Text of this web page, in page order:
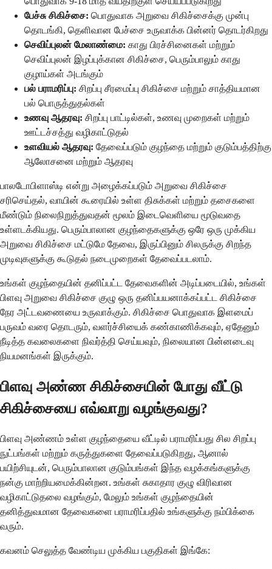
பேச்சு சிகிச்சை: பொதுவாக அறுவை சிகிச்சைக்கு முன்பு
தொடங்கி, தெளிவான பேச்சை உருவாக்க பின்னர் தொடர்கிறது
செவிப்புலன் மேலாண்மை: காது பிரச்சினைகள் மற்றும்
செவிப்புலன் இழப்புக்கான சிகிச்சை, பெரும்பாலும் காது
குழாய்கள் அடங்கும்
பல் பராமரிப்பு: சிறப்பு சீரமைப்பு சிகிச்சை மற்றும் சாத்தியமான
பல் பொருத்துதல்கள்
உணவு ஆதரவு: சிறப்பு பாட்டில்கள், உணவு முறைகள் மற்றும்
ஊட்டச்சத்து வழிகாட்டுதல்
உளவியல் ஆதரவு: தேவைப்படும் குழந்தை மற்றும் குடும்பத்திற்கு
ஆலோசனை மற்றும் ஆதரவு
பாலடோபிளாஸ்டி என்று அழைக்கப்படும் அறுவை சிகிச்சை
சரிசெய்தல், வாயின் கூரையில் உள்ள திசுக்கள் மற்றும் தசைகளை
மீண்டும் நிலைநிறுத்துவதன் மூலம் இடைவெளியை மூடுவதை
உள்ளடக்கியது. பெரும்பாலான குழந்தைகளுக்கு ஒரே ஒரு முக்கிய
அறுவை சிகிச்சை மட்டுமே தேவை, இருப்பினும் சிலருக்கு சிறந்த
முடிவுகளுக்கு கூடுதல் நடைமுறைகள் தேவைப்படலாம்.
உங்கள் குழந்தையின் தனிப்பட்ட தேவைகளின் அடிப்படையில், உங்கள்
பிளவு அறுவை சிகிச்சை குழு ஒரு தனிப்பயனாக்கப்பட்ட சிகிச்சை
நேர அட்டவணையை உருவாக்கும். சிகிச்சை பொதுவாக இளமைப்
பருவம் வரை தொடரும், வளர்ச்சியைக் கண்காணிக்கவும், ஏதேனும்
நீடித்த கவலைகளை நிவர்த்தி செய்யவும், நிலையான பின்னடைவு
நியமனங்கள் இருக்கும்.
பிளவு அண்ண சிகிச்சையின் போது வீட்டு
சிகிச்சையை எவ்வாறு வழங்குவது?
பிளவு அண்ணம் உள்ள குழந்தையை வீட்டில் பராமரிப்பது சில சிறப்பு
நுட்பங்கள் மற்றும் கருத்துகளை தேவைப்படுகிறது, ஆனால்
பயிற்சியுடன், பெரும்பாலான குடும்பங்கள் இந்த வழக்கங்களுக்கு
நன்கு மாற்றியமைக்கின்றன. உங்கள் சுகாதார குழு விரிவான
வழிகாட்டுதலை வழங்கும், மேலும் உங்கள் குழந்தையின்
தனித்துவமான தேவைகளை பராமரிப்பதில் உங்களுக்கு நம்பிக்கை
வரும்.
கவனம் செலுத்த வேண்டிய முக்கிய பகுதிகள் இங்கே: